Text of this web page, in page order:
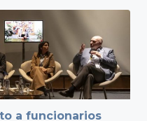
a funcionarios